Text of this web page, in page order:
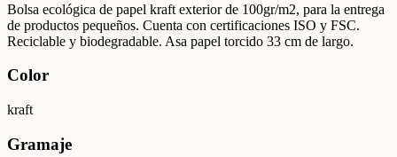
Bolsa ecológica de papel kraft exterior de 100gr/m2, para la entrega
de productos pequeños. Cuenta con certificaciones ISO y FSC.
Reciclable y biodegradable. Asa papel torcido 33 cm de largo.
Color
kraft
Gramaje